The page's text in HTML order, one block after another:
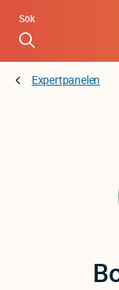
Hoppa
huvudinnehåll
Sök
Expertpanelen